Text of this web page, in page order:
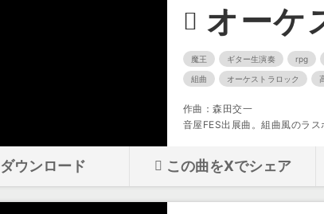
オーケ
魔王 ギター生演奏 rpg
組曲 オーケストラロック
作曲：森田交一
音屋FES出展曲。組曲風のラ
ダウンロード この曲をXでシェア